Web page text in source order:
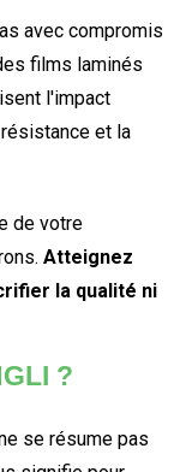
avec compromis
films laminés
l'impact
et la
de votre
Atteignez
la qualité ni
?
se résume pas